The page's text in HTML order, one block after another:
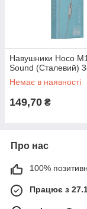
Навушники Hoco
Sound (Сталевий)
Немає в наявності
149,70 ₴
Про нас
100%
Працює з